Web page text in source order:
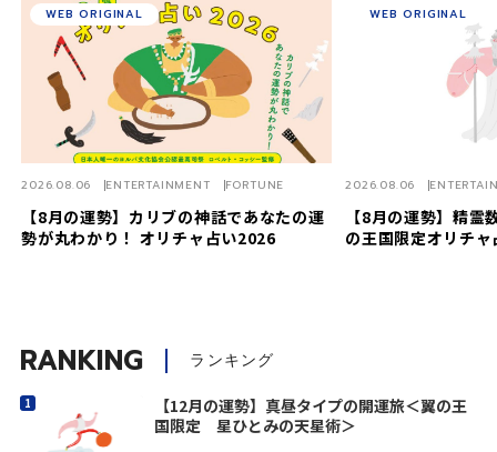
【8月の運勢】カリブの神話であなたの運
勢が丸わかり！ オリチャ占い2026
2026.08.06 ENTERTAINMENT FORTUNE
WEB ORIGINAL
【8月の運勢】精霊
の王国限定オリチャ
2026.08.06
WEB ORIGINAL
RANKING ランキング
【12月の運勢】真昼タイプの開運旅＜翼の王
国限定 星ひとみの天星術＞